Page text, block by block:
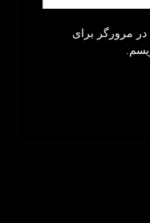
در مرورگر برای